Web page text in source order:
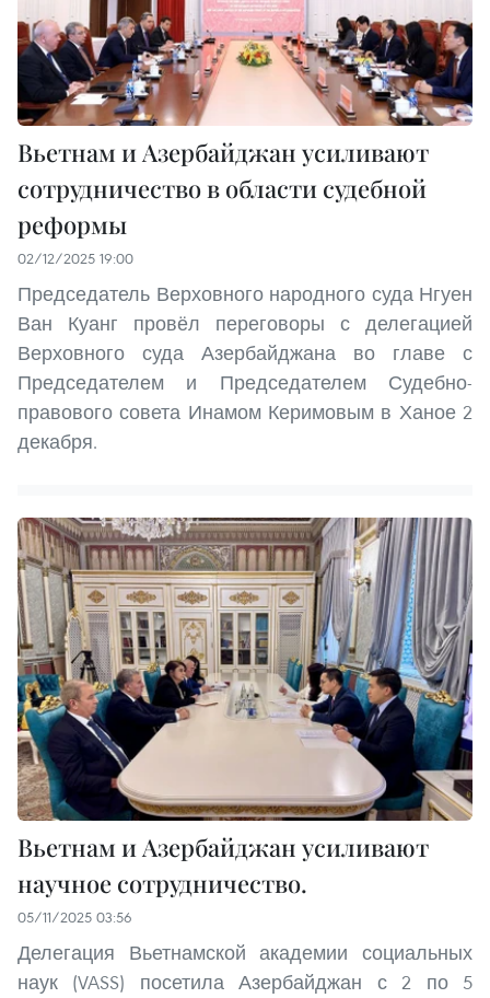
Вьетнам и Азербайджан усиливают
сотрудничество в области судебной
реформы
02/12/2025 19:00
Председатель Верховного народного суда Нгуен
Ван Куанг провёл переговоры с делегацией
Верховного суда Азербайджана во главе с
Председателем и Председателем Судебно-
правового совета Инамом Керимовым в Ханое 2
декабря.
Вьетнам и Азербайджан усиливают
научное сотрудничество.
05/11/2025 03:56
Делегация Вьетнамской академии социальных
наук (VASS) посетила Азербайджан с 2 по 5